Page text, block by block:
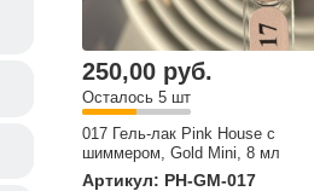
250,00 руб.
Осталось 5 шт
017 Гель-лак Pink House с
шиммером, Gold Mini, 8 мл
Артикул: PH-GM-017